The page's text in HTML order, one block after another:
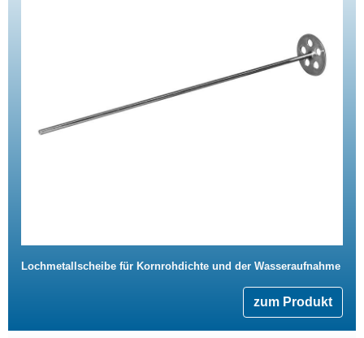
Lochmetallscheibe für Kornrohdichte und der Wasseraufnahme
zum Produkt